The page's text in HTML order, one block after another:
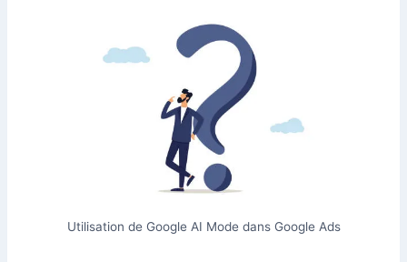
Utilisation de Google AI Mode dans Google Ads